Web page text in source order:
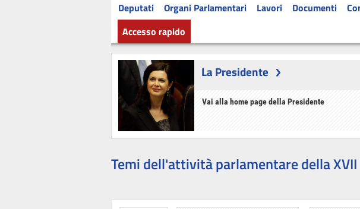
Deputati Organi Parlamentari Lavori Documenti
Accesso rapido
La Presidente
Vai alla home page della Presidente
Temi dell'attività parlamentare della